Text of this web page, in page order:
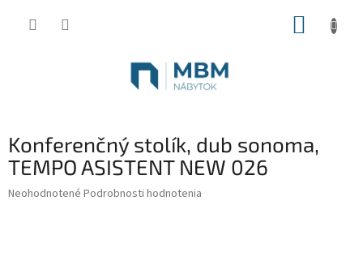
Konferenčný stolík, dub sonoma,
TEMPO ASISTENT NEW 026
Priemerné
Neohodnotené Podrobnosti hodnotenia